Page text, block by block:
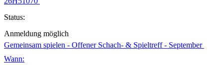
Status:
Anmeldung möglich
Gemeinsam spielen - Offener Schach- & Spieltreff - September
Wann: